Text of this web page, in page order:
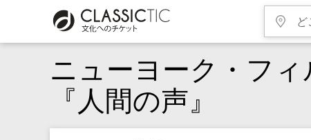
ニューヨーク・フ
『人間の声』